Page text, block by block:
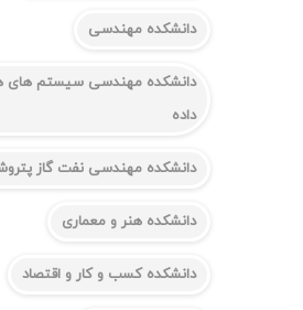
دانشکده مهندسی
دانشکده مهندسی سیستم های
داده
دانشکده مهندسی نفت گاز
دانشکده هنر و معماری
دانشکده کسب و کار و اقتصاد